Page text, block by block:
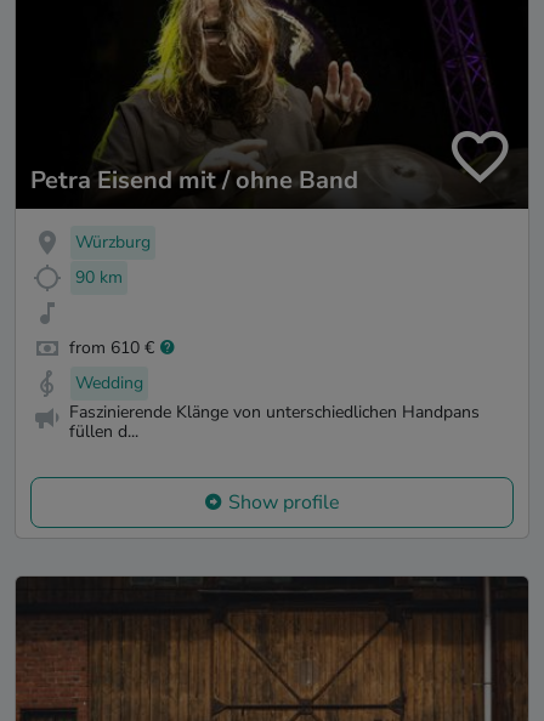
Petra Eisend mit / ohne Band
Würzburg
90 km
from 610 €
Wedding
Faszinierende Klänge von unterschiedlichen Handpans
füllen d...
Show profile